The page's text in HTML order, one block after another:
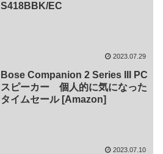
S418BBK/EC
2023.07.29
Bose Companion 2 Series III PC
スピーカー 個人的に気になった
タイムセール [Amazon]
2023.07.10